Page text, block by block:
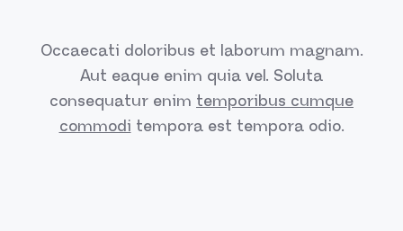
Occaecati doloribus et laborum magnam.
Aut eaque enim quia vel. Soluta
consequatur enim temporibus cumque
commodi tempora est tempora odio.